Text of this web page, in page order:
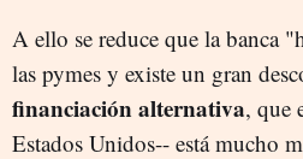
A ello se reduce que la banca
las pymes y existe un gran
financiación alternativa, que
Estados Unidos-- está mucho